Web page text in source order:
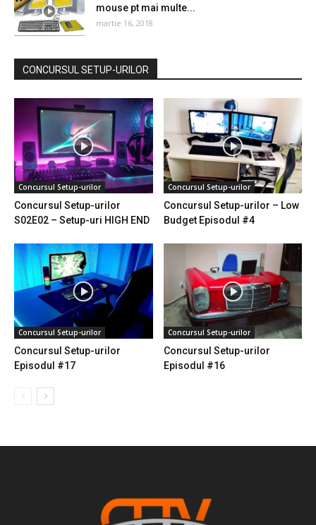
mouse pt mai multe...
martie 16, 2018
CONCURSUL SETUP-URILOR
Concursul Setup-urilor
Concursul Setup-urilor
S02E02 – Setup-uri HIGH END
Concursul Setup-urilor
Concursul Setup-urilor – Low
Budget Episodul #4
Concursul Setup-urilor
Concursul Setup-urilor
Episodul #17
Concursul Setup-urilor
Concursul Setup-urilor
Episodul #16